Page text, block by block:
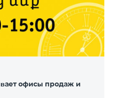
офисы продаж и